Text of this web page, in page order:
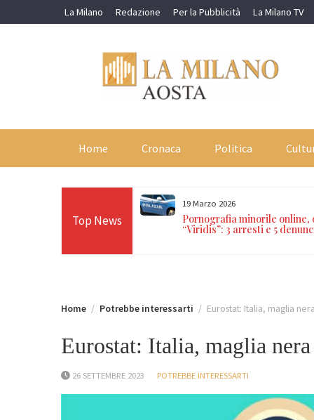
to
La Milano Redazione Per la Pubblicità La Milano TV
Home Cronaca Politica
Top News
in 24 ore sulle Alpi:
Paradiso, Cervino e
19 Marzo 2026
Pornografia minorile online,
“Viridis”: 3 arresti e 5
Home Potrebbe interessarti Eurostat: Italia, maglia
Eurostat: Italia, maglia
26 SETTEMBRE 2023 POTREBBE INTERESSARTI